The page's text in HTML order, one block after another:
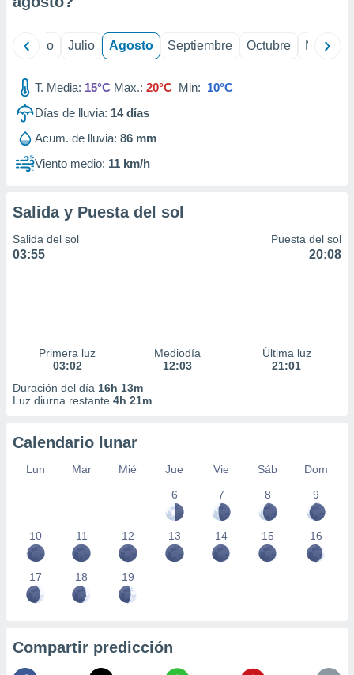
mediante
publicidad
publicidad
1199
Junio Julio Agosto Septiembre Octubre
T. Media: 15°C Max.: 20°C Min: 10°C
Días de lluvia: 14días
Acum. de lluvia: 86 mm
Viento medio: 11 km/h
Salida y Puesta del sol
Salida del sol
03:55
Puesta del sol
20:08
Primera luz
03:02
Mediodía
12:03
Última luz
21:01
Duración del día 16h 13m
Luz diurna restante 4h 21m
Calendario lunar
Lun Mar Mié Jue Vie Sáb
Dom
6
7 8 9
10 11 12 13 14 15 16
17 18 19
Compartir predicción